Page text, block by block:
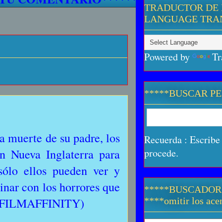
muerte de su padre, los
Nueva Inglaterra para
ellos pueden ver y
con los horrores que
TRADUCTOR
LANGUAGE
Powered by
*****BUSCAR
Recuerda :
procede.
****omitir los